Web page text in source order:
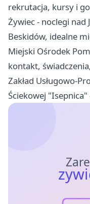
rekrutacja, kursy i
Żywiec - noclegi nad
Beskidów, idealne
Miejski Ośrodek
kontakt,
Zakład Usługowo-
Ściekowej